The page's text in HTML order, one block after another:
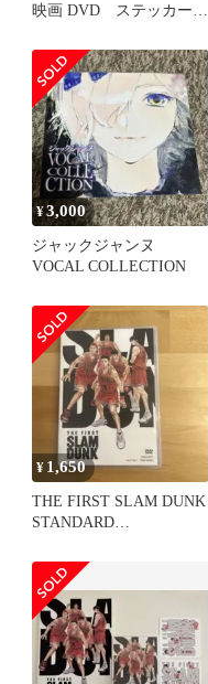
映画 DVD ステッカー付
¥3,000
ジャックジャンヌ
VOCAL COLLECTION
¥ 1,650
THE FIRST SLAM DUNK
STANDARD